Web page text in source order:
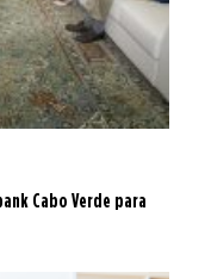
Cabo Verde para